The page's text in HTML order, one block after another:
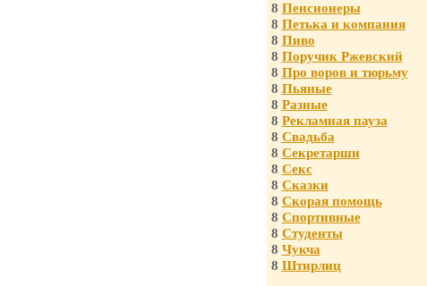
8 Пенсионеры
8 Петька и компания
8 Пиво
8 Поручик Ржевский
8 Про воров и тюрьму
8 Пьяные
8 Разные
8 Рекламная пауза
8 Свадьба
8 Секретарши
8 Секс
8 Сказки
8 Скорая помощь
8 Спортивные
8 Студенты
8 Чукча
8 Штирлиц